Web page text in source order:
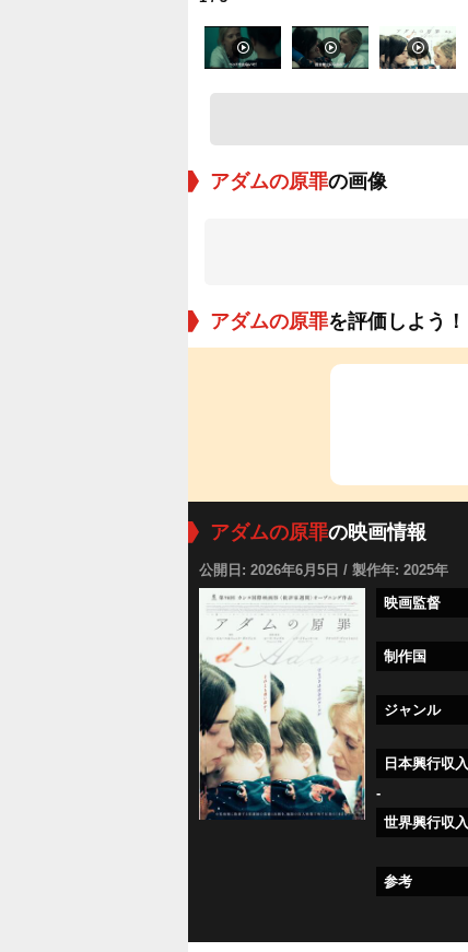
アダムの原罪の画像
アダムの原罪を評価しよう！
アダムの原罪の映画情報
公開日: 2026年6月5日 / 製作年: 2025年
映画監督
制作国
ジャンル
日本興行収入
-
世界興行収入
参考